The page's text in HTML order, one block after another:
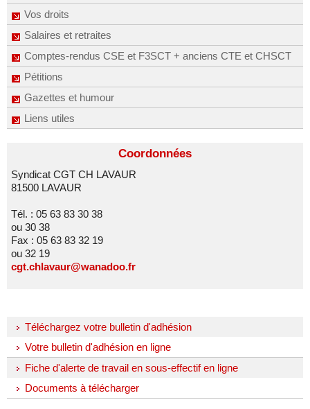
Vos droits
Salaires et retraites
Comptes-rendus CSE et F3SCT + anciens CTE et CHSCT
Pétitions
Gazettes et humour
Liens utiles
Coordonnées
Syndicat CGT CH LAVAUR
81500 LAVAUR
Tél. : 05 63 83 30 38
ou 30 38
Fax : 05 63 83 32 19
ou 32 19
cgt.chlavaur@wanadoo.fr
Téléchargez votre bulletin d'adhésion
Votre bulletin d'adhésion en ligne
Fiche d'alerte de travail en sous-effectif en ligne
Documents à télécharger